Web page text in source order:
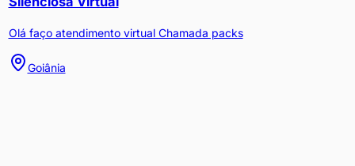
Olá faço atendimento virtual Chamada packs
Goiânia